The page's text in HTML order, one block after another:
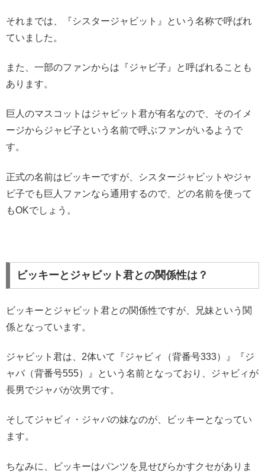
それまでは、『シスタージャビット』という名称で呼ばれ
ていました。
また、一部のファンからは『ジャビ子』と呼ばれることも
あります。
巨人のマスコットはジャビット君が有名なので、そのイメ
ージからジャビ子という名前で呼ぶファンがいるようで
す。
正式の名前はビッキーですが、シスタージャビットやジャ
ビ子でも巨人ファンなら通用するので、どの名前を使って
もOKでしょう。
ビッキーとジャビット君との関係性は？
ビッキーとジャビット君との関係性ですが、兄妹という関
係となっています。
ジャビット君は、2体いて『ジャビィ（背番号333）』『ジ
ャバ（背番号555）』という名前となっており、ジャビィが
長男でジャバが次男です。
そしてジャビィ・ジャバの妹なのが、ビッキーとなってい
ます。
ちなみに、ビッキーはパンツを見せびらかすクセがありま